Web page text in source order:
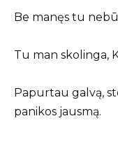
Be manęs tu
Tu man skolinga,
Papurtau galvą,
panikos jausmą.